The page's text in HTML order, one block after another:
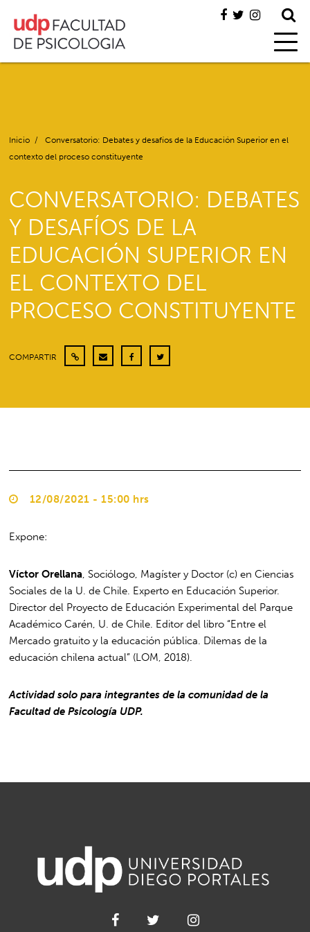
Inicio /
Conversatorio: Debates y desafíos de la Educación Superior en el
contexto del proceso constituyente
CONVERSATORIO: DEBATES
Y DESAFÍOS DE LA
EDUCACIÓN SUPERIOR EN
EL CONTEXTO DEL
PROCESO CONSTITUYENTE
COMPARTIR
12/08/2021 - 15:00 hrs
Expone:
Víctor Orellana, Sociólogo, Magíster y Doctor (c) en Ciencias
Sociales de la U. de Chile. Experto en Educación Superior.
Director del Proyecto de Educación Experimental del Parque
Académico Carén, U. de Chile. Editor del libro “Entre el
Mercado gratuito y la educación pública. Dilemas de la
educación chilena actual” (LOM, 2018).
Actividad solo para integrantes de la comunidad de la
Facultad de Psicología UDP.